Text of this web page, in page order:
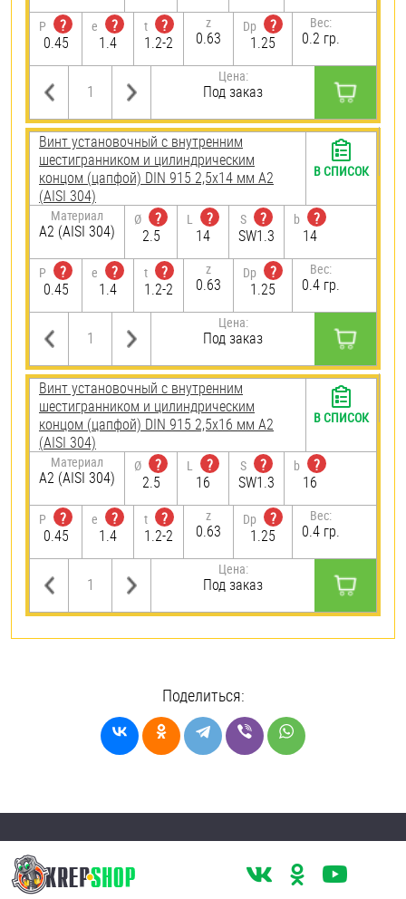
P
?
0.45
e
?
1.4
t
?
1.2-2
z
0.63
Dp
?
1.25
Вес:
0.2 гр.
Цена:
Под заказ
Винт установочный с внутренним
шестигранником и цилиндрическим
концом (цапфой) DIN 915 2,5х14 мм А2
(AISI 304)
Материал
А2 (AISI 304)
Ø
?
2.5
L
?
14
S
?
SW1.3
b
?
14
P
?
0.45
e
?
1.4
t
?
1.2-2
z
0.63
Dp
?
1.25
Вес:
0.4 гр.
Цена:
Под заказ
В СПИСОК
Винт установочный с внутренним
шестигранником и цилиндрическим
концом (цапфой) DIN 915 2,5х16 мм А2
(AISI 304)
Материал
А2 (AISI 304)
Ø
?
2.5
L
?
16
S
?
SW1.3
b
?
16
P
?
0.45
e
?
1.4
t
?
1.2-2
z
0.63
Dp
?
1.25
Вес:
0.4 гр.
Цена:
Под заказ
В СПИСОК
Поделиться: